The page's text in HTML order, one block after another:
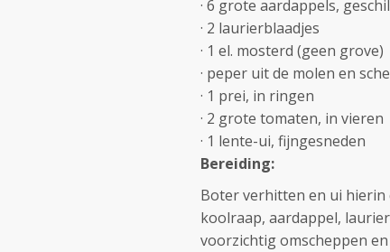
· 6 grote aardappels,
· 2 laurierblaadjes
· 1 el. mosterd (geen grove)
· peper uit de molen en
· 1 prei, in ringen
· 2 grote tomaten, in vieren
· 1 lente-ui, fijngesneden
Bereiding:
Boter verhitten en ui hierin
koolraap, aardappel,
voorzichtig omscheppen